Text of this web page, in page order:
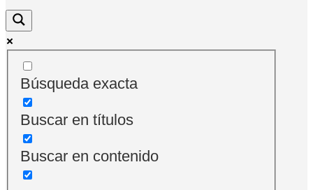
Búsqueda exacta
Buscar en títulos
Buscar en contenido